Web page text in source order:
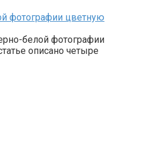
фотографии цветную
белой фотографии
описано четыре